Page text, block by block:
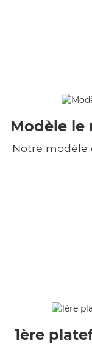
Modèle le
Notre modèle
1ère